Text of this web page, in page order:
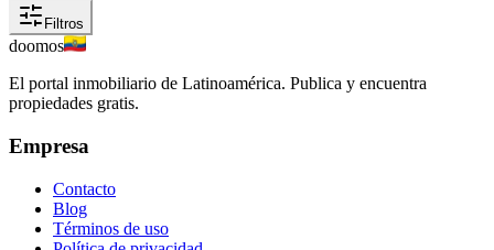
Filtros
doomos
El portal inmobiliario de Latinoamérica. Publica y encuentra
propiedades gratis.
Empresa
Contacto
Blog
Términos de uso